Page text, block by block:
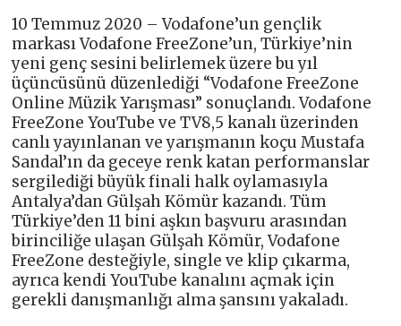
10 Temmuz 2020 – Vodafone’un gençlik
markası Vodafone FreeZone’un, Türkiye’nin
yeni genç sesini belirlemek üzere bu yıl
üçüncüsünü düzenlediği “Vodafone FreeZone
Online Müzik Yarışması” sonuçlandı. Vodafone
FreeZone YouTube ve TV8,5 kanalı üzerinden
canlı yayınlanan ve yarışmanın koçu Mustafa
Sandal’ın da geceye renk katan performanslar
sergilediği büyük finali halk oylamasıyla
Antalya’dan Gülşah Kömür kazandı. Tüm
Türkiye’den 11 bini aşkın başvuru arasından
birinciliğe ulaşan Gülşah Kömür, Vodafone
FreeZone desteğiyle, single ve klip çıkarma,
ayrıca kendi YouTube kanalını açmak için
gerekli danışmanlığı alma şansını yakaladı.